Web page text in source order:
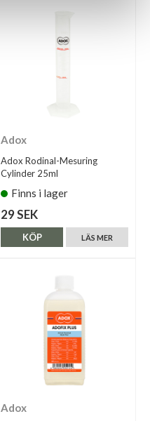
Adox
Adox Rodinal-Mesuring
Cylinder 25ml
Finns i lager
29 SEK
LÄS MER
KÖP
Adox